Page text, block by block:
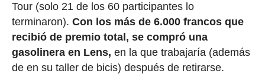
Tour (solo 21 de los 60 participantes lo
terminaron). Con los más de 6.000 francos que
recibió de premio total, se compró una
gasolinera en Lens, en la que trabajaría (además
de en su taller de bicis) después de retirarse.